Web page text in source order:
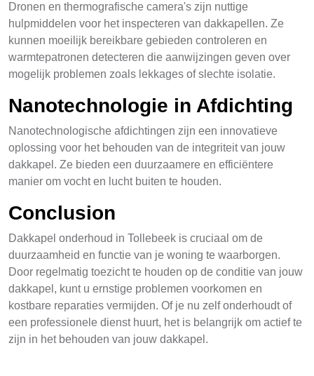
Dronen en thermografische camera's zijn nuttige
hulpmiddelen voor het inspecteren van dakkapellen. Ze
kunnen moeilijk bereikbare gebieden controleren en
warmtepatronen detecteren die aanwijzingen geven over
mogelijk problemen zoals lekkages of slechte isolatie.
Nanotechnologie in Afdichting
Nanotechnologische afdichtingen zijn een innovatieve
oplossing voor het behouden van de integriteit van jouw
dakkapel. Ze bieden een duurzaamere en efficiëntere
manier om vocht en lucht buiten te houden.
Conclusion
Dakkapel onderhoud in Tollebeek is cruciaal om de
duurzaamheid en functie van je woning te waarborgen.
Door regelmatig toezicht te houden op de conditie van jouw
dakkapel, kunt u ernstige problemen voorkomen en
kostbare reparaties vermijden. Of je nu zelf onderhoudt of
een professionele dienst huurt, het is belangrijk om actief te
zijn in het behouden van jouw dakkapel.